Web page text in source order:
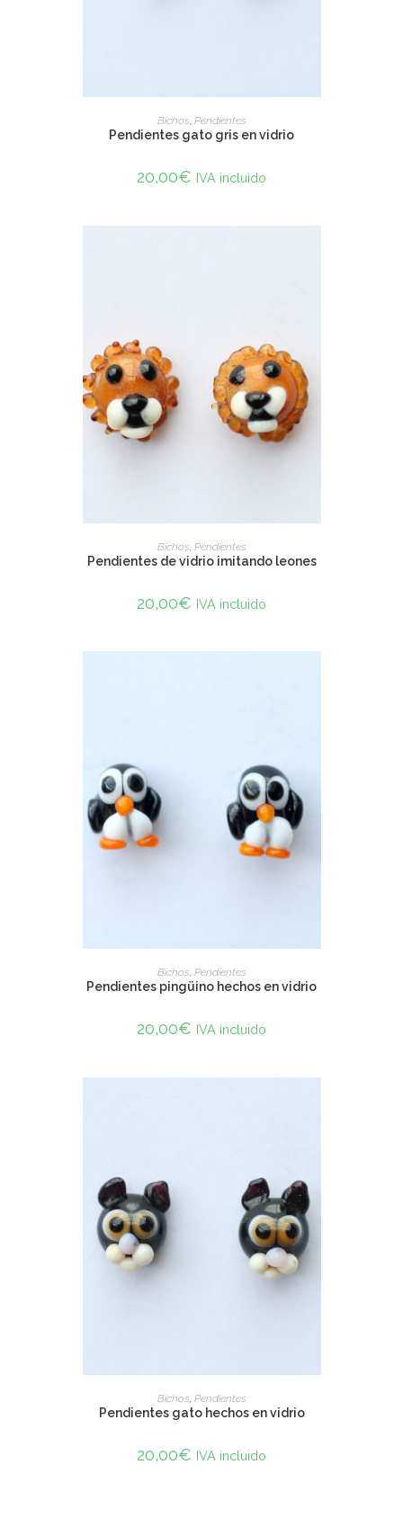
SELECT OPTIONS
Bichos, Pendientes
Pendientes gato gris en vidrio
20,00€ IVA incluido
SELECT OPTIONS
Bichos Pendientes
Pendientes de vidrio imitando leones
20,00€ IVA incluido
SELECT OPTIONS
Bichos, Pendientes
Pendientes pingüino hechos en vidrio
20,00€ IVA incluido
SELECT OPTIONS
Bichos Pendientes
Pendientes gato hechos en vidrio
20,00€ IVA incluido